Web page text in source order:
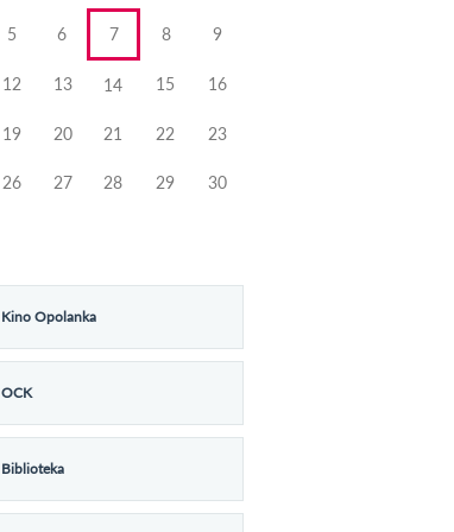
5 6 7 8 9
12 13 14 15 16
19 20 21 22 23
26 27 28 29 30
Kino Opolanka
OCK
Biblioteka